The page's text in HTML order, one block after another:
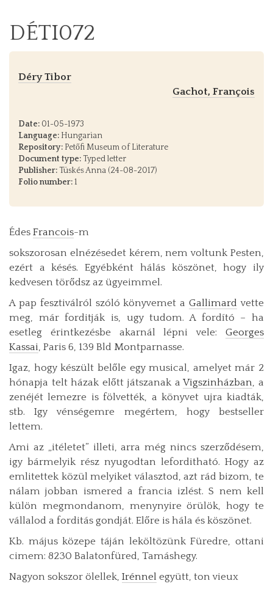
DÉTI072
Déry Tibor
Gachot, François
Date: 01-05-1973
Language: Hungarian
Repository: Petőfi Museum of Literature
Document type: Typed letter
Publisher: Tüskés Anna (24-08-2017)
Folio number:1
Édes Francois-m
sokszorosan elnézésedet kérem, nem voltunk Pesten,
ezért a késés. Egyébként hálás köszönet, hogy ily
kedvesen törődsz az ügyeimmel.
A pap fesztiválról szóló könyvemet aGallimard vette
meg, már forditják is, ugy tudom. A fordító – ha
esetleg érint­kezésbe akarnál lépni vele: Georges
Kassai, Paris 6, 139 Bld Montparnasse.
Igaz, hogy készült belőle egy musical, amelyet már 2
hónapja telt házak előtt játszanak aVigszinházban, a
zené­jét lemezre is fölvették, a könyvet ujra kiadták,
stb. Igy vénségemre megértem, hogy bestseller
lettem.
Ami az „itéletet” illeti, arra még nincs szerződésem,
igy bármelyik rész nyugodtan leforditható. Hogy az
emlitettek közül melyiket választod, azt rád bizom, te
nálam jobban is­mered a francia izlést. S nem kell
külön megmondanom, meny­nyire örülök, hogy te
vállalod a forditás gondját. Előre is hála és köszönet.
Kb. május közepe táján leköltözünk Füredre, ottani
cimem: 8230 Balatonfüred, Tamáshegy.
Nagyon sokszor ölellek, Irénnel együtt, ton vieux